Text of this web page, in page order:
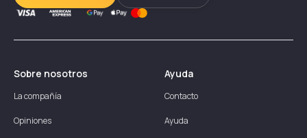
Sobre nosotros
La compañía
Opiniones
Ayuda
Contacto
Ayuda